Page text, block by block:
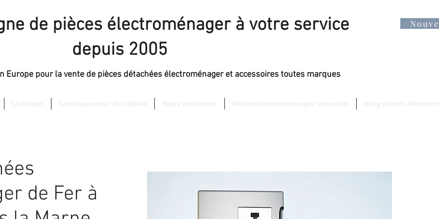
de pièces électroménager à votre service
depuis 2005
Europe pour la vente de pièces détachées électroménager et accessoires toutes marques
de Fer à